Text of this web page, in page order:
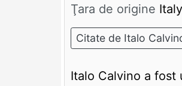
Ţara de origine Italy
Citate de Italo
Italo Calvino a fost